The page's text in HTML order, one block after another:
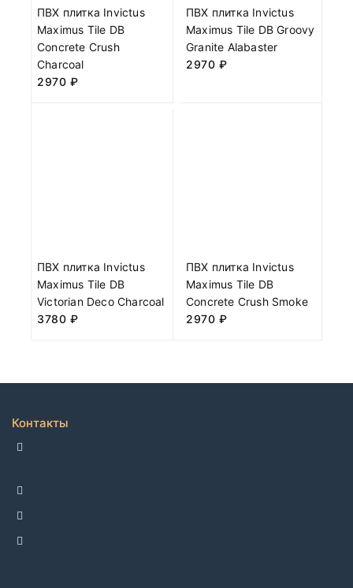
ПВХ плитка Invictus
Maximus Tile DB
Concrete Crush
Charcoal
2970 ₽
ПВХ плитка Invictus
Maximus Tile DB Groovy
Granite Alabaster
2970 ₽
ПВХ плитка Invictus
Maximus Tile DB
Victorian Deco Charcoal
3780 ₽
ПВХ плитка Invictus
Maximus Tile DB
Concrete Crush Smoke
2970 ₽
Контакты